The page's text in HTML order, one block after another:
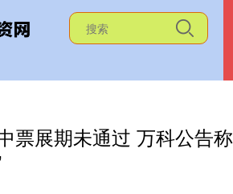
票展期未通过 万科公告称